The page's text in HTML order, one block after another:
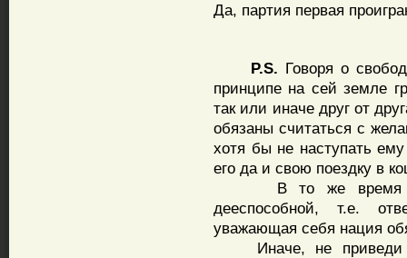
Да, партия первая
P.S. Говоря о
принципе на сей земле
так или иначе друг от
обязаны считаться с
хотя бы не наступать
его да и свою поездку в
В то же время
дееспособной, т.е.
уважающая себя нация
Иначе, не приведи